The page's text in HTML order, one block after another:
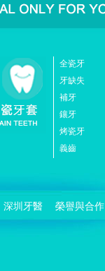
全瓷牙
牙缺失
補牙
鑲牙
烤瓷牙
義齒
深圳牙醫 榮譽與合作